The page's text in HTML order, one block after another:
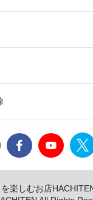
楽しむお店